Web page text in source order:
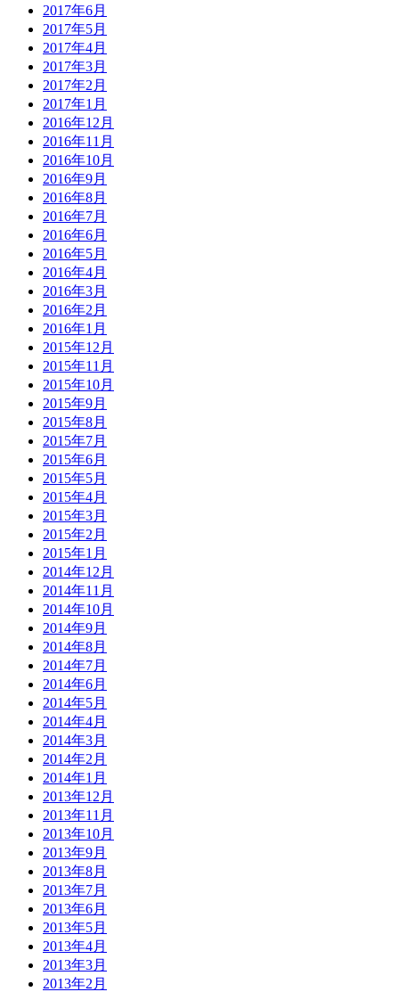
2017年6月
2017年5月
2017年4月
2017年3月
2017年2月
2017年1月
2016年12月
2016年11月
2016年10月
2016年9月
2016年8月
2016年7月
2016年6月
2016年5月
2016年4月
2016年3月
2016年2月
2016年1月
2015年12月
2015年11月
2015年10月
2015年9月
2015年8月
2015年7月
2015年6月
2015年5月
2015年4月
2015年3月
2015年2月
2015年1月
2014年12月
2014年11月
2014年10月
2014年9月
2014年8月
2014年7月
2014年6月
2014年5月
2014年4月
2014年3月
2014年2月
2014年1月
2013年12月
2013年11月
2013年10月
2013年9月
2013年8月
2013年7月
2013年6月
2013年5月
2013年4月
2013年3月
2013年2月